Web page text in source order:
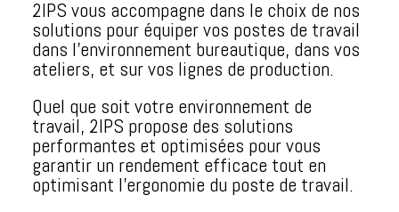
2IPS vous accompagne dans le choix de nos
solutions pour équiper vos postes de travail
dans l’environnement bureautique, dans vos
ateliers, et sur vos lignes de production.
Quel que soit votre environnement de
travail, 2IPS propose des solutions
performantes et optimisées pour vous
garantir un rendement efficace tout en
optimisant l’ergonomie du poste de travail.